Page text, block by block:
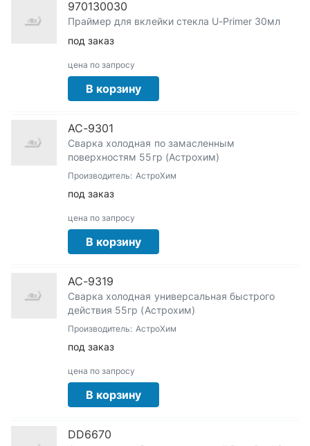
970130030
Праймер для вклейки стекла U-Primer 30мл
под заказ
цена по запросу
В корзину
АС-9301
Сварка холодная по замасленным
поверхностям 55гр (Астрохим)
Производитель: АстроХим
под заказ
цена по запросу
В корзину
АС-9319
Сварка холодная универсальная быстрого
действия 55гр (Астрохим)
Производитель: АстроХим
под заказ
цена по запросу
В корзину
DD6670